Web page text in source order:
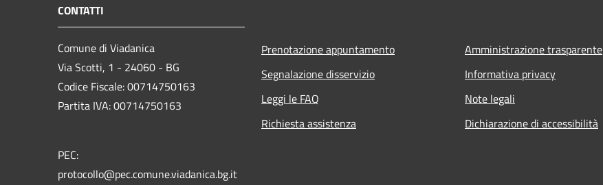
CONTATTI
Comune di Viadanica
Via Scotti, 1 - 24060 - BG
Codice Fiscale: 00714750163
Partita IVA: 00714750163
PEC:
protocollo@pec.comune.viadanica.bg.it
Prenotazione appuntamento
Segnalazione disservizio
Leggi le FAQ
Richiesta assistenza
Amministrazione trasparente
Informativa privacy
Note legali
Dichiarazione di accessibilità